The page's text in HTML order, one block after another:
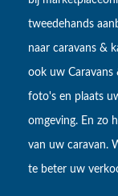
tweedehands
naar caravans &
ook uw Caravans
foto's en plaats
omgeving. En zo
van uw caravan.
te beter uw